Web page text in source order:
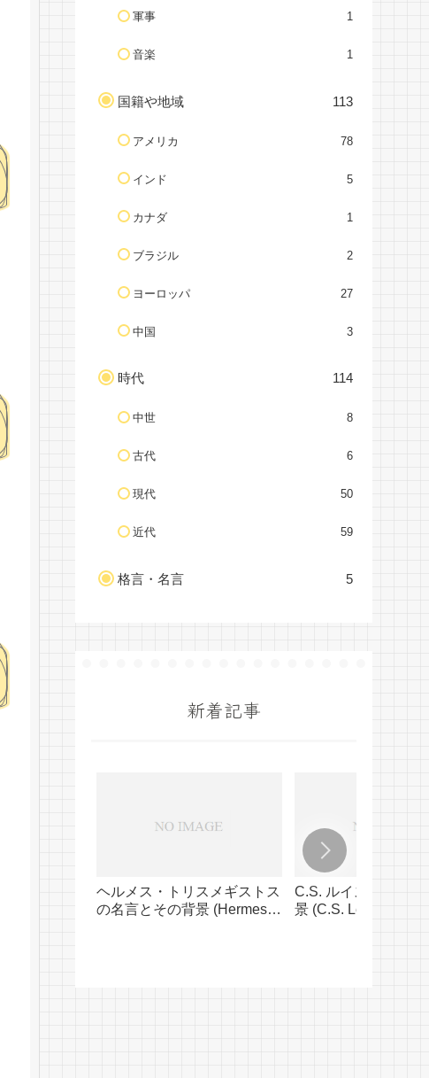
軍事 1
音楽 1
国籍や地域 113
アメリカ 78
インド 5
カナダ 1
ブラジル 2
ヨーロッパ 27
中国 3
時代 114
中世 8
古代 6
現代 50
近代 59
格言・名言 5
新着記事
ヘルメス・トリスメギストス
の名言とその背景 (Hermes
C.S. ルイスの名言と
景 (C.S. Lewis’